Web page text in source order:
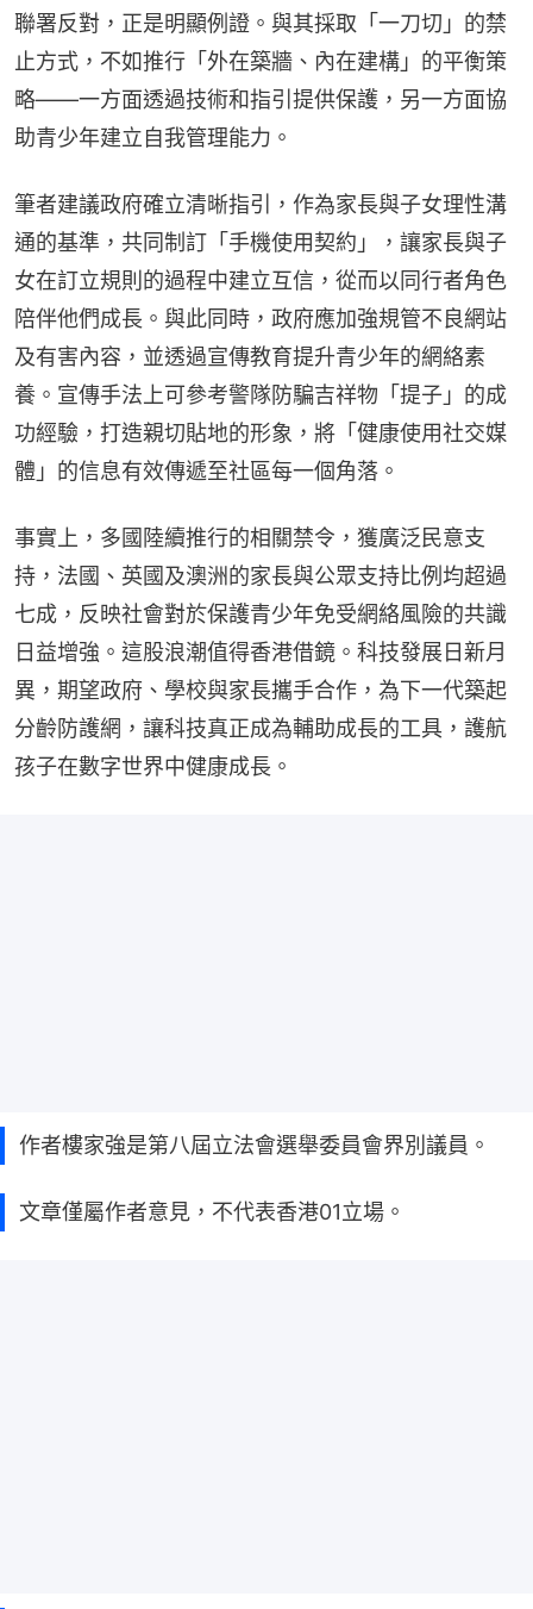
聯署反對，正是明顯例證。與其採取「一刀切」的禁
止方式，不如推行「外在築牆、內在建構」的平衡策
略——一方面透過技術和指引提供保護，另一方面協
助青少年建立自我管理能力。
筆者建議政府確立清晰指引，作為家長與子女理性溝
通的基準，共同制訂「手機使用契約」，讓家長與子
女在訂立規則的過程中建立互信，從而以同行者角色
陪伴他們成長。與此同時，政府應加強規管不良網站
及有害內容，並透過宣傳教育提升青少年的網絡素
養。宣傳手法上可參考警隊防騙吉祥物「提子」的成
功經驗，打造親切貼地的形象，將「健康使用社交媒
體」的信息有效傳遞至社區每一個角落。
事實上，多國陸續推行的相關禁令，獲廣泛民意支
持，法國、英國及澳洲的家長與公眾支持比例均超過
七成，反映社會對於保護青少年免受網絡風險的共識
日益增強。這股浪潮值得香港借鏡。科技發展日新月
異，期望政府、學校與家長攜手合作，為下一代築起
分齡防護網，讓科技真正成為輔助成長的工具，護航
孩子在數字世界中健康成長。
作者樓家強是第八屆立法會選舉委員會界別議員。
文章僅屬作者意見，不代表香港01立場。